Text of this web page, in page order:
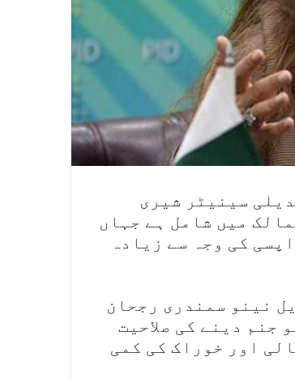
سینیٹر شیری
نے ہفتے کے روز کہا کہ پاکستان ان 20 ممالک میں شامل ہے جہاں
کی وجہ سے زیادہ
نینو سمندری رجحان
جنم دینے کی صلاحیت
اور خوراک کی کمی